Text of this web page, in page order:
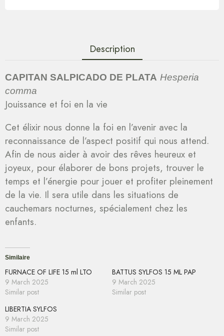
Description
CAPITAN SALPICADO DE PLATA Hesperia
comma
Jouissance et foi en la vie
Cet élixir nous donne la foi en l’avenir avec la
reconnaissance de l’aspect positif qui nous attend.
Afin de nous aider à avoir des rêves heureux et
joyeux, pour élaborer de bons projets, trouver le
temps et l’énergie pour jouer et profiter pleinement
de la vie. Il sera utile dans les situations de
cauchemars nocturnes, spécialement chez les
enfants.
Similaire
FURNACE OF LIFE 15 ml LTO
9 March 2025
Similar post
BATTUS SYLFOS 15 ML PAP
9 March 2025
Similar post
LIBERTIA SYLFOS
9 March 2025
Similar post